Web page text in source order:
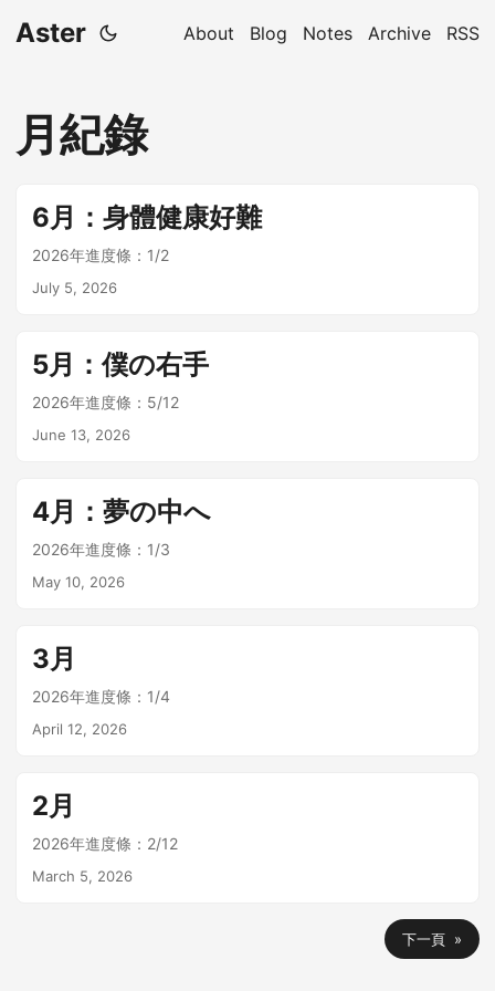
Aster About Blog Notes Archive RSS
月紀錄
6月：身體健康好難
2026年進度條：1/2
July 5, 2026
5月：僕の右手
2026年進度條：5/12
June 13, 2026
4月：夢の中へ
2026年進度條：1/3
May 10, 2026
3月
2026年進度條：1/4
April 12, 2026
2月
2026年進度條：2/12
March 5, 2026
下一頁 »